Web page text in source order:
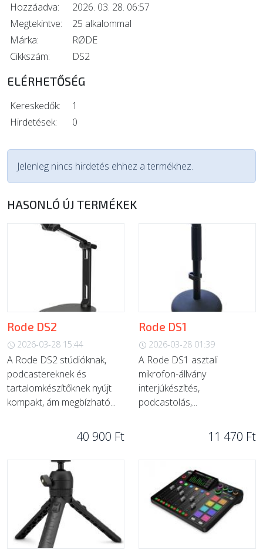
Hozzáadva:
2026. 03. 28. 06:57
Megtekintve:
25 alkalommal
Márka:
RØDE
Cikkszám:
DS2
ELÉRHETŐSÉG
Kereskedők:
1
Hirdetések:
0
Jelenleg nincs hirdetés ehhez a termékhez.
HASONLÓ ÚJ TERMÉKEK
Rode DS2
2026-03-28 15:44
A Rode DS2 stúdióknak,
podcastereknek és
tartalomkészítőknek nyújt
kompakt, ám megbízható...
40 900 Ft
Rode DS1
2026-03-28 01:39
A Rode DS1 asztali
mikrofon-állvány
interjúkészítés,
podcastolás,...
11 470 Ft